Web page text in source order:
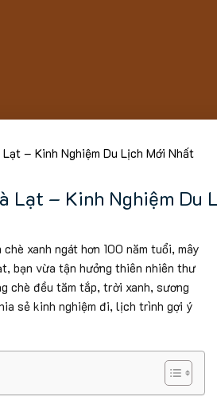
– Kinh Nghiệm Du Lịch Mới Nhất
Lạt – Kinh Nghiệm Du
xanh ngát hơn 100 năm tuổi, mây
bạn vừa tận hưởng thiên nhiên thư
chè đều tăm tắp, trời xanh, sương
sẻ kinh nghiệm đi, lịch trình gợi ý